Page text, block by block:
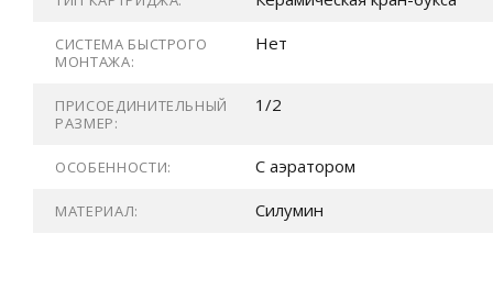
СИСТЕМА БЫСТРОГО
МОНТАЖА:
Нет
ПРИСОЕДИНИТЕЛЬНЫЙ
РАЗМЕР:
1/2
ОСОБЕННОСТИ: С аэратором
МАТЕРИАЛ: Силумин